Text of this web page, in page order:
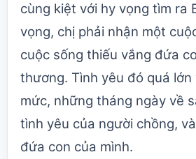
cùng kiệt với hy vọng tìm ra
vọng, chị phải nhận một
cuộc sống thiếu vắng đứa
thương. Tình yêu đó quá lớn
mức, những tháng ngày về
tình yêu của người chồng,
đứa con của mình.